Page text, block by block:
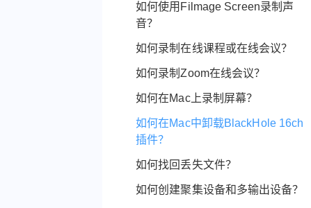
怎么获得在线帮助?
怎么更改Filmage Screen语言?
Filmage Screen.dmg版和Filmage
Screen (Apple Store)有什么区别?
如何使用Filmage Screen？
Filmage Screen支持家人共享吗？
序列码的使用期限是多久?
为什么显示无效的序列码?
怎么把Filmage Screen序列码转移
如何获得我的iTunes收据?
Filmage Screen Mac有优惠折扣吗?
Filmage Screen Pro支持哪些付款
如何使用Filmage Screen录制声
音？
如何录制在线课程或在线会议？
如何录制Zoom在线会议？
如何在Mac上录制屏幕？
如何在Mac中卸载BlackHole 16ch
插件？
如何找回丢失文件？
如何创建聚集设备和多输出设备？